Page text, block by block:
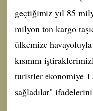
geçtiğimiz yıl 85
milyon ton kargo
ülkemize
kısmını
turistler ekonomiye
sağladılar"